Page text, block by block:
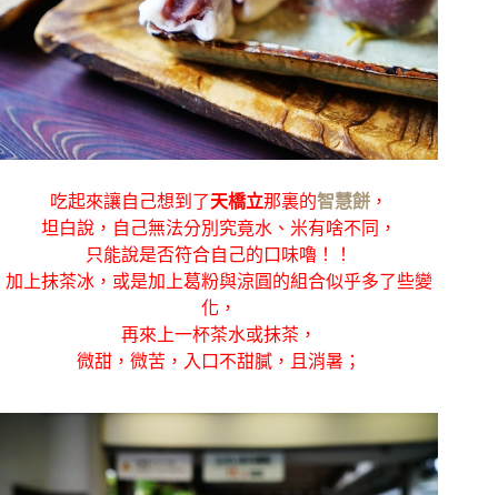
吃起來讓自己想到了天橋立那裏的智慧餅 ，
坦白說，自己無法分別究竟水、米有啥不同，
只能說是否符合自己的口味嚕！！
加上抹茶冰，或是加上葛粉與涼圓的組合似乎多了些變
化，
再來上一杯茶水或抹茶，
微甜，微苦，入口不甜膩，且消暑；